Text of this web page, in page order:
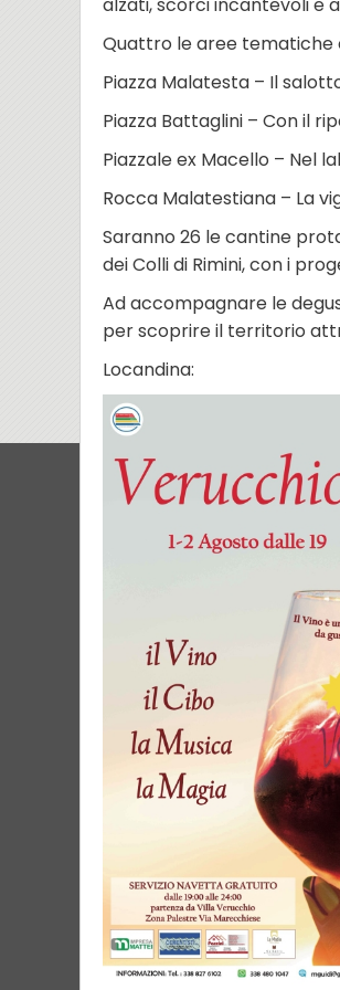
Quattro le aree tematiche
Piazza Malatesta – Il
Piazza Battaglini – Con il
Piazzale ex Macello – Nel
Rocca Malatestiana – La
Saranno 26 le cantine
dei Colli di Rimini, con i
Ad accompagnare le
per scoprire il territorio
Locandina: